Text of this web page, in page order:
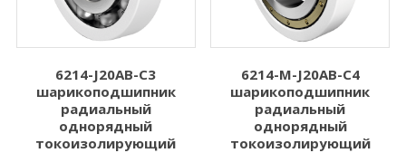
6214-J20AB-C3
шарикоподшипник
радиальный
однорядный
токоизолирующий
6214-M-J20AB-C4
шарикоподшипник
радиальный
однорядный
токоизолирующий